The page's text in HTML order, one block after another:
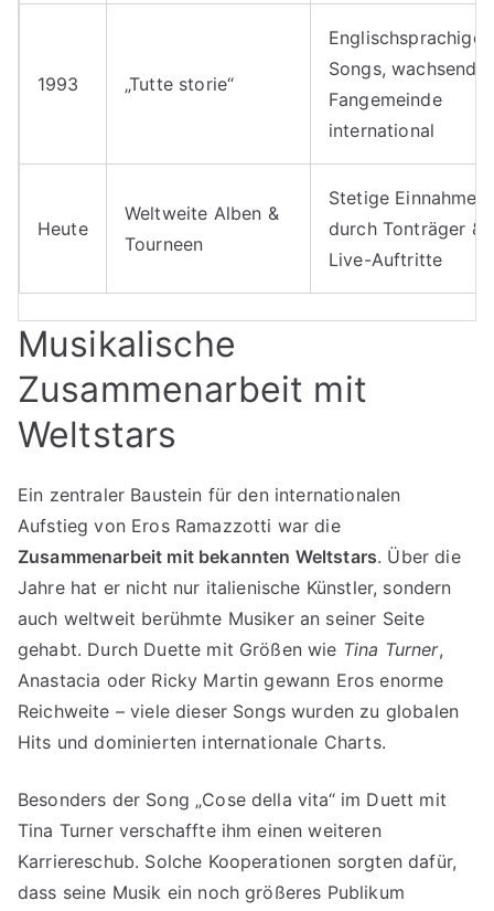
1993 „Tutte storie“
Englischsprachige
Songs, wachsende
Fangemeinde
international
Heute
Weltweite Alben &
Tourneen
Stetige Einnahmen
durch Tonträger &
Live-Auftritte
Musikalische
Zusammenarbeit mit
Weltstars
Ein zentraler Baustein für den internationalen
Aufstieg von Eros Ramazzotti war die
Zusammenarbeit mit bekannten Weltstars. Über die
Jahre hat er nicht nur italienische Künstler, sondern
auch weltweit berühmte Musiker an seiner Seite
gehabt. Durch Duette mit Größen wie Tina Turner,
Anastacia oder Ricky Martin gewann Eros enorme
Reichweite – viele dieser Songs wurden zu globalen
Hits und dominierten internationale Charts.
Besonders der Song „Cose della vita“ im Duett mit
Tina Turner verschaffte ihm einen weiteren
Karriereschub. Solche Kooperationen sorgten dafür,
dass seine Musik ein noch größeres Publikum